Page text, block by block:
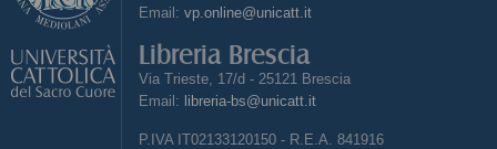
Email: vp.online@unicatt.it
Libreria Brescia
Via Trieste, 17/d - 25121 Brescia
Email: libreria-bs@unicatt.it
P.IVA IT02133120150 - R.E.A. 841916